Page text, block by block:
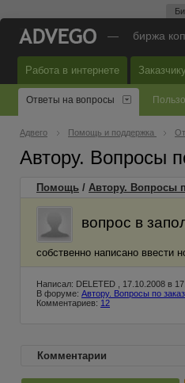
— биржа
Работа в интернете Заказчику
Ответы на вопросы
Адвего Помощь и поддержка
Автору. Вопросы
Помощь / Автору. Вопросы
вопрос в
собственно написано ввести
Написал: DELETED , 17.10.2008 в
В форуме: Автору. Вопросы по
Комментариев: 12
Комментарии